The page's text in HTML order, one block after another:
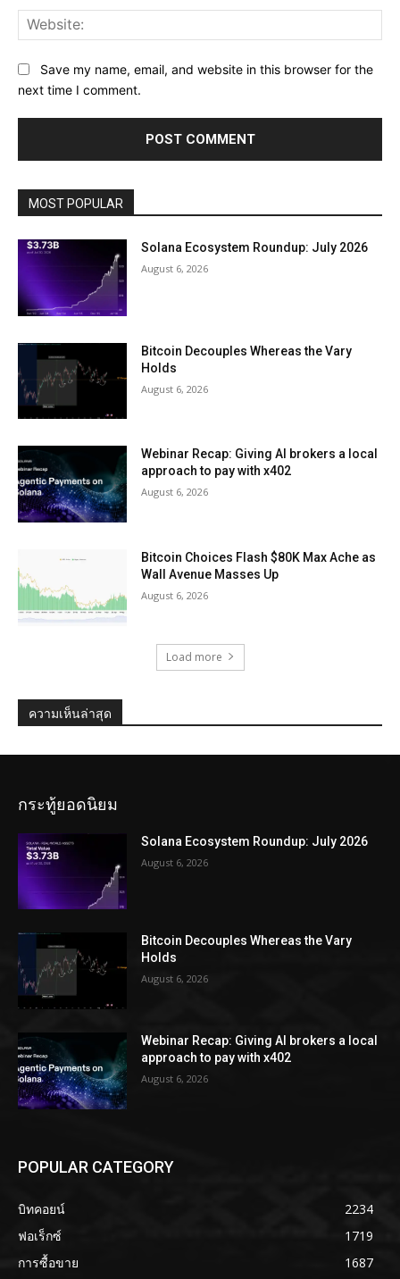
Save my name, email, and website in this browser for the
next time I comment.
MOST POPULAR
Solana Ecosystem Roundup: July 2026
August 6, 2026
Bitcoin Decouples Whereas the Vary
Holds
August 6, 2026
Webinar Recap: Giving AI brokers a local
approach to pay with x402
August 6, 2026
Bitcoin Choices Flash $80K Max Ache as
Wall Avenue Masses Up
August 6, 2026
Load more
ความเห็นล่าสุด
กระทู้ยอดนิยม
Solana Ecosystem Roundup: July 2026
August 6, 2026
Bitcoin Decouples Whereas the Vary
Holds
August 6, 2026
Webinar Recap: Giving AI brokers a local
approach to pay with x402
August 6, 2026
POPULAR CATEGORY
บิทคอยน์
2234
ฟอเร็กซ์
1719
การซื้อขาย
1687